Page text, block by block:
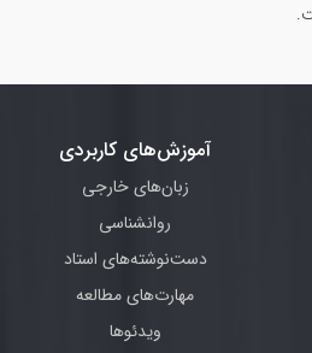
آموزش‌های کاربردی
زبان‌های خارجی
روانشناسی
دست‌نوشته‌های استاد
مهارت‌های مطالعه
ویدئوها